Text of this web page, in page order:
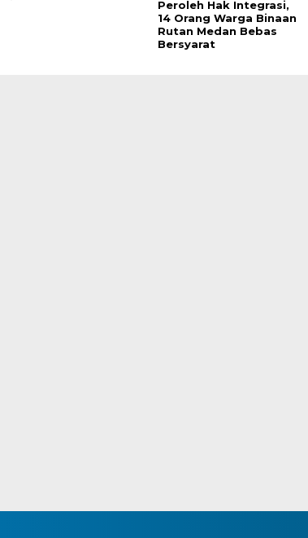
Peroleh Hak Integrasi,
14 Orang Warga Binaan
Rutan Medan Bebas
Bersyarat